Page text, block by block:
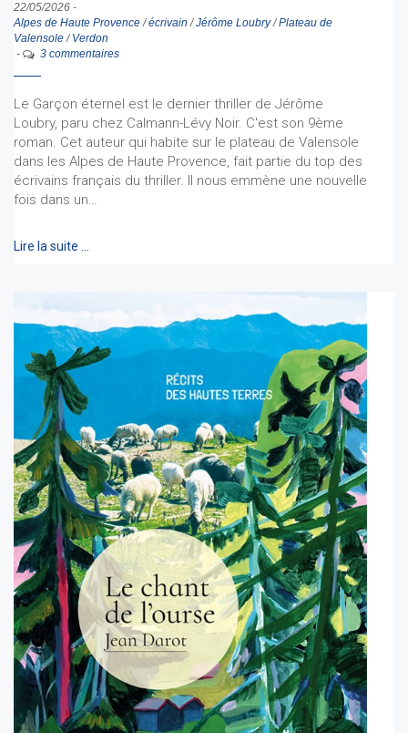
22/05/2026 -
Alpes de Haute Provence/écrivain /Jérôme Loubry/Plateau de
Valensole/ Verdon
-
3 commentaires
Le Garçon éternel est le dernier thriller de Jérôme
Loubry, paru chez Calmann-Lévy Noir. C'est son 9ème
roman. Cet auteur qui habite sur le plateau de Valensole
dans les Alpes de Haute Provence, fait partie du top des
écrivains français du thriller. Il nous emmène une nouvelle
fois dans un…
Lire la suite …